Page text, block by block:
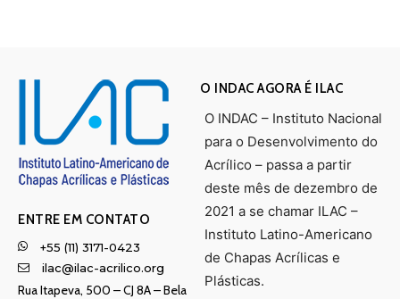
ENTRE EM CONTATO
+55 (11) 3171-0423
ilac@ilac-acrilico.org
Rua Itapeva, 500 – CJ 8A – Bela
O INDAC AGORA É ILAC
O INDAC – Instituto Nacional
para o Desenvolvimento do
Acrílico – passa a partir
deste mês de dezembro de
2021 a se chamar ILAC –
Instituto Latino-Americano
de Chapas Acrílicas e
Plásticas.